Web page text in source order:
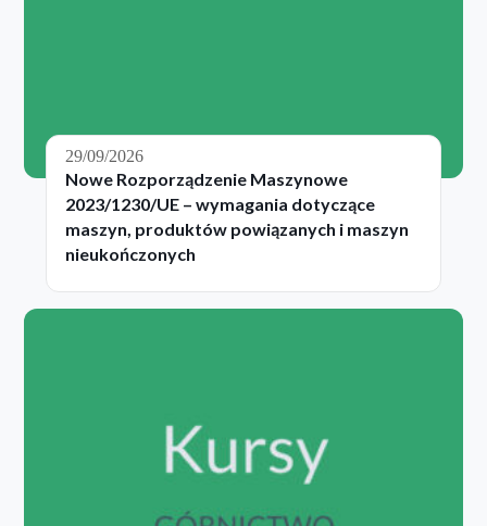
29/09/2026
Nowe Rozporządzenie Maszynowe
2023/1230/UE – wymagania dotyczące
maszyn, produktów powiązanych i maszyn
nieukończonych